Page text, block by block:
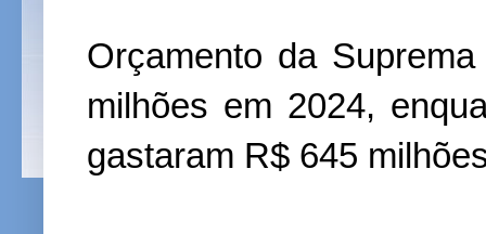
Orçamento da
milhões em 2024,
gastaram R$ 645